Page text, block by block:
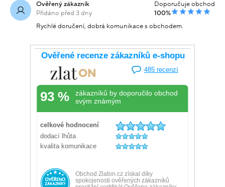
Ověřený zákazník
Přidáno před 3 dny
Doporučuje obchod
100%
Rychlé doručení, dobrá komunikace s obchodem.